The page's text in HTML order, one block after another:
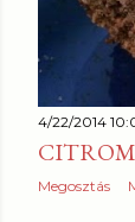
4/22/2014
Megosztás